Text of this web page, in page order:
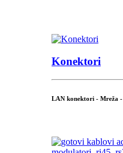
Konektori
LAN konektori - Mreža -